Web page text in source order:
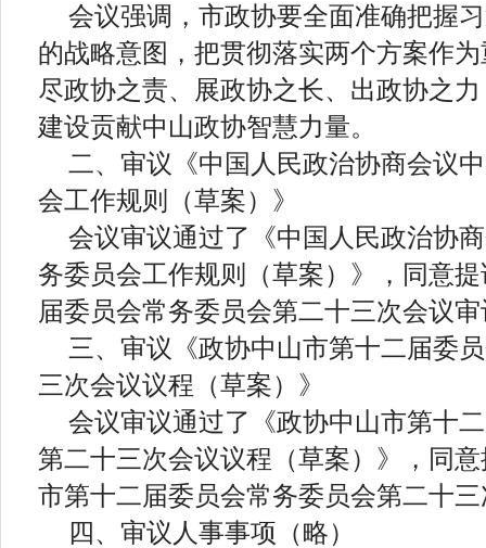
会议强调，市政协要全面准确把握
的战略意图，把贯彻落实两个方案作
尽政协之责、展政协之长、出政协之
建设贡献中山政协智慧力量。
二、审议《中国人民政治协商会议
会工作规则（草案）》
会议审议通过了《中国人民政治协
务委员会工作规则（草案）》，同意
届委员会常务委员会第二十三次会议
三、审议《政协中山市第十二届委
三次会议议程（草案）》
会议审议通过了《政协中山市第十
第二十三次会议议程（草案）》，同
市第十二届委员会常务委员会第二十
四、审议人事事项（略）